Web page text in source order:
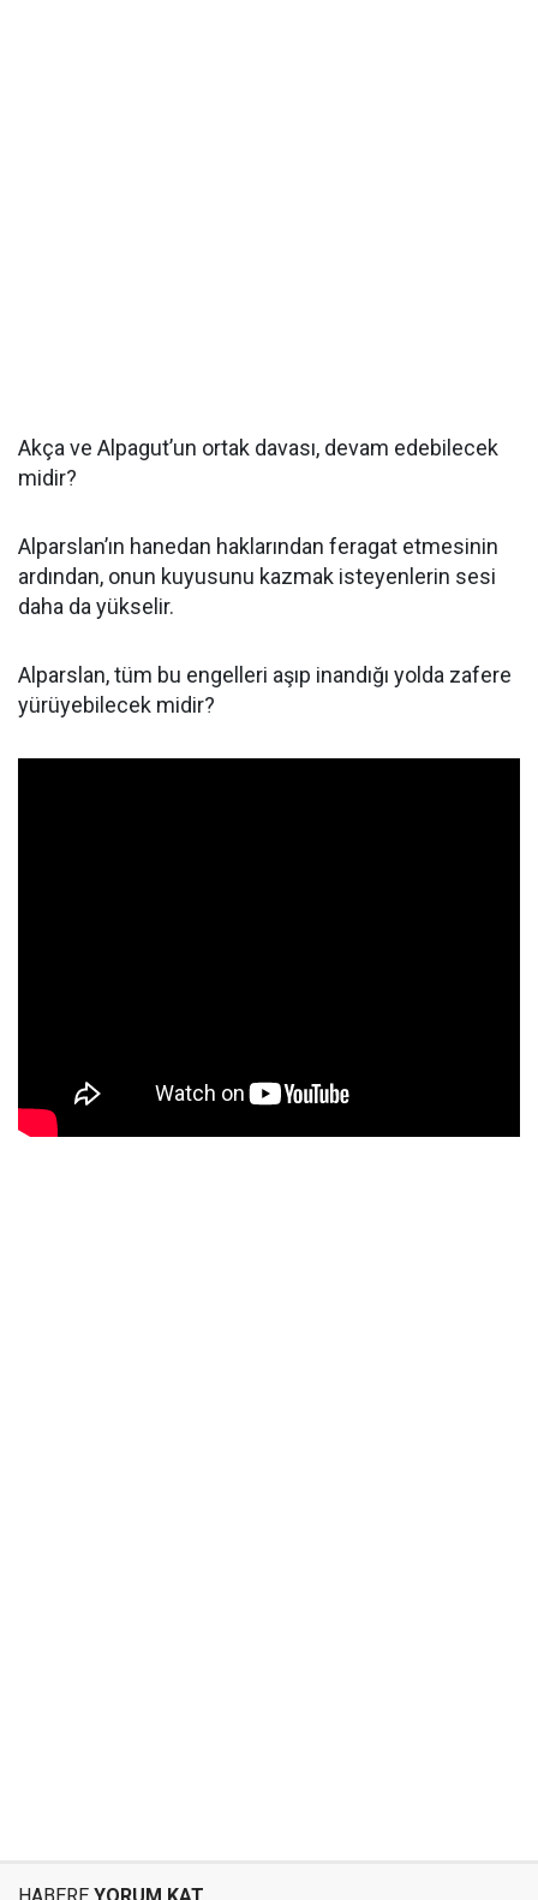
Akça ve Alpagut’un ortak davası, devam edebilecek
midir?
Alparslan’ın hanedan haklarından feragat etmesinin
ardından, onun kuyusunu kazmak isteyenlerin sesi
daha da yükselir.
Alparslan, tüm bu engelleri aşıp inandığı yolda zafere
yürüyebilecek midir?